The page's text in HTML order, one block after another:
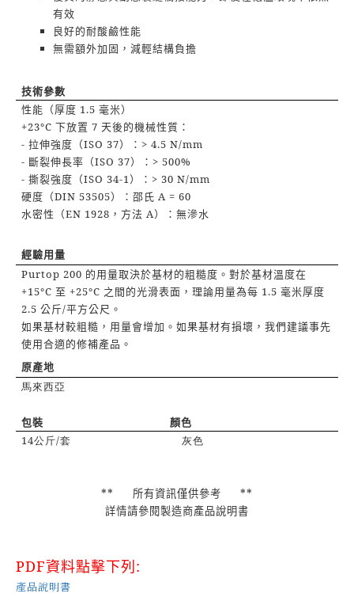
有效
良好的耐酸鹼性能
無需額外加固，減輕結構負擔
技術參數
性能（厚度 1.5毫米）
+23°C下放置 7天後的機械性質：
-拉伸強度（ISO 37）：> 4.5 N/mm
- 斷裂伸長率（ISO 37）：> 500%
-撕裂強度（ISO 34-1）：> 30 N/mm
硬度（DIN 53505）：邵氏 A = 60
水密性（EN 1928 ，方法 A）：無滲水
經驗用量
Purtop 200 的用量取決於基材的粗糙度。對於基材溫度在
+15°C 至 +25°C 之間的光滑表面，理論用量為每 1.5毫米厚度
2.5公斤/平方公尺。
如果基材較粗糙，用量會增加。如果基材有損壞，我們建議事先
使用合適的修補產品。
原產地
馬來西亞
包裝
顏色
14公斤/套 灰色
** 所有資訊僅供參考 **
詳情請參閱製造商產品說明書
PDF資料點擊下列:
產品說明書